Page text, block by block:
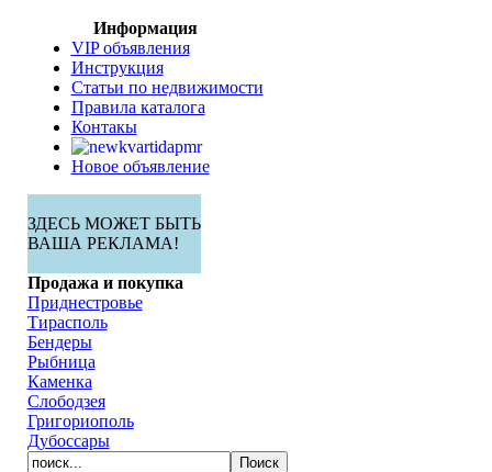
Информация
VIP объявления
Инструкция
Статьи по недвижимости
Правила каталога
Контакы
Новое объявление
ЗДЕСЬ МОЖЕТ БЫТЬ
ВАША РЕКЛАМА!
Продажа и покупка
Приднестровье
Тирасполь
Бендеры
Рыбница
Каменка
Слободзея
Григориополь
Дубоссары